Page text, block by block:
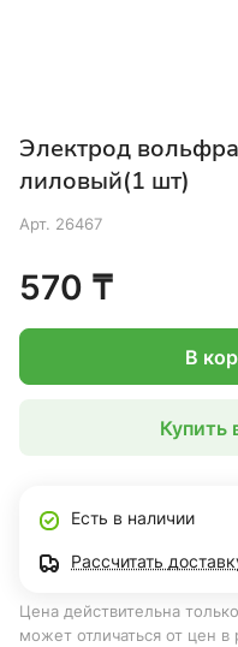
Электрод
лиловый(1 шт)
Арт. 26467
570 ₸
В
Купить
Есть в наличии
Рассчитать
Цена действительна
может отличаться от цен в